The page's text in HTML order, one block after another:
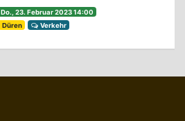
Do., 23. Februar 2023 14:00
Düren
Verkehr